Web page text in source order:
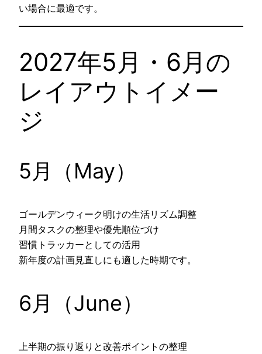
い場合に最適です。
2027年5月・6月の
レイアウトイメー
ジ
5月（May）
ゴールデンウィーク明けの生活リズム調整
月間タスクの整理や優先順位づけ
習慣トラッカーとしての活用
新年度の計画見直しにも適した時期です。
6月（June）
上半期の振り返りと改善ポイントの整理